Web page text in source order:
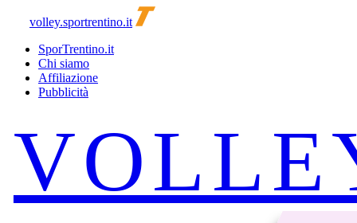
volley.sportrentino.it
SporTrentino.it
Chi siamo
Affiliazione
Pubblicità